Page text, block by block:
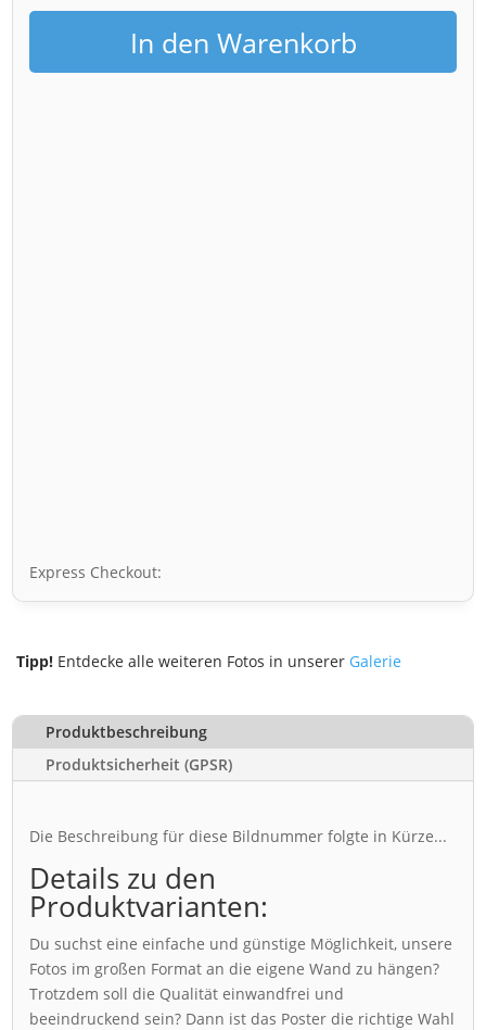
Winter
MengeIn den Warenkorb
Express Checkout:
Tipp! Entdecke alle weiteren Fotos in unserer Galerie
Produktbeschreibung
Produktsicherheit (GPSR)
Die Beschreibung für diese Bildnummer folgte in Kürze...
Details zu den
Produktvarianten:
Du suchst eine einfache und günstige Möglichkeit, unsere
Fotos im großen Format an die eigene Wand zu hängen?
Trotzdem soll die Qualität einwandfrei und
beeindruckend sein? Dann ist das Poster die richtige Wahl